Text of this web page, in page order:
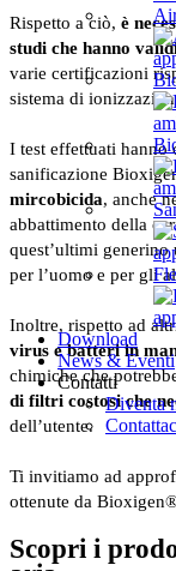
Download
News & Eventi
Contatti
Diventa
Rispetto a ciò, è
studi che hanno
varie certificazioni
sistema di
I test effettuati
sanificazione
mircobicida, anche
abbattimento della
quest’ultimi
per l’uomo e per gli
Inoltre, rispetto ad
virus e batteri in
chimiche che
di filtri costosi che
dell’utente.
Ti invitiamo ad
ottenute da
Scopri i